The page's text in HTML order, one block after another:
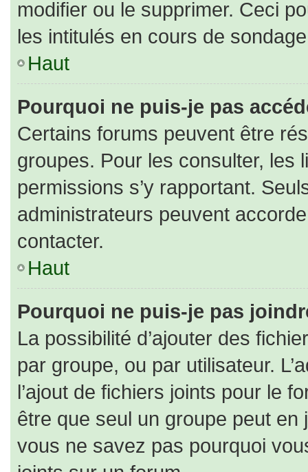
modifier ou le supprimer. Ceci
les intitulés en cours de
Haut
Pourquoi ne puis-je pas
Certains forums peuvent être
groupes. Pour les consulter, les
permissions s’y rapportant.
administrateurs peuvent
contacter.
Haut
Pourquoi ne puis-je pas
La possibilité d’ajouter des
par groupe, ou par utilisateur.
l’ajout de fichiers joints pour le
être que seul un groupe peut en
vous ne savez pas pourquoi